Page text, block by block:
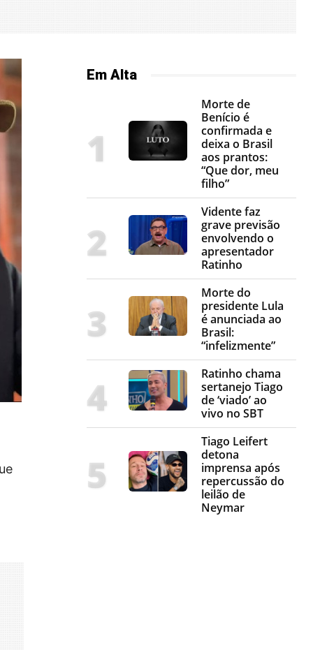
Em Alta
Morte de
Benício é
confirmada e
deixa o Brasil
aos prantos:
“Que dor, meu
filho”
Vidente faz
grave previsão
envolvendo o
apresentador
Ratinho
Morte do
presidente Lula
é anunciada ao
Brasil:
“infelizmente”
Ratinho chama
sertanejo Tiago
de ‘viado’ ao
vivo no SBT
Tiago Leifert
detona
imprensa após
repercussão do
leilão de
Neymar